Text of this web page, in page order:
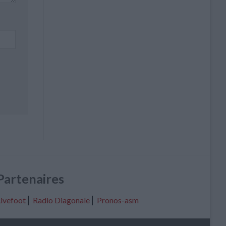
⎢ Radio Diagonale⎢ Pronos-asm